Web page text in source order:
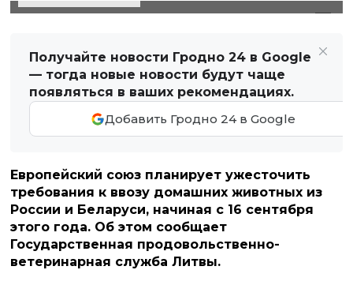
Получайте новости Гродно 24 в Google
— тогда новые новости будут чаще
появляться в ваших рекомендациях.
Добавить Гродно 24 в Google
Европейский союз планирует ужесточить
требования к ввозу домашних животных из
России и Беларуси, начиная с 16 сентября
этого года. Об этом сообщает
Государственная продовольственно-
ветеринарная служба Литвы.